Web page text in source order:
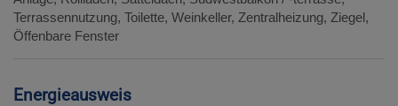
Terrassennutzung Toilette Weinkeller Zentralheizung Ziegel
Öffenbare Fenster
Energieausweis